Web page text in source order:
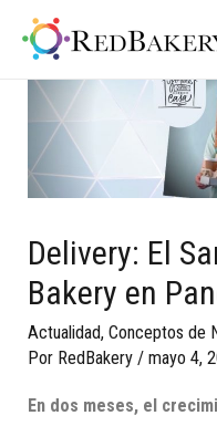
Delivery: El
Bakery en
Actualidad,Conceptos de
Por RedBakery /mayo 4,
En dos meses, el